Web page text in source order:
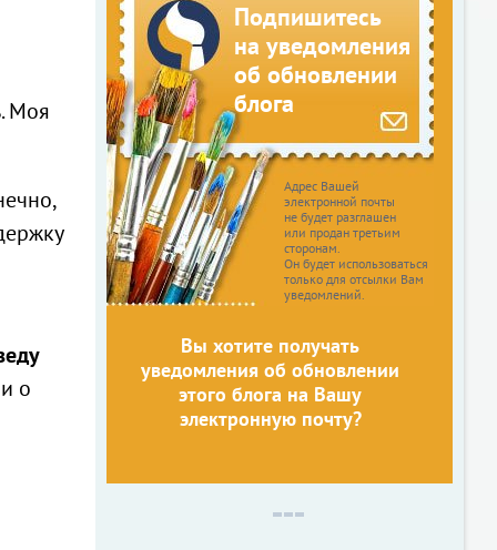
Моя
о
Подпишитесь
на уведомления
об обновлении
блога
Адрес Вашей
электронной почты
не будет разглашен
или продан третьим
сторонам.
Он будет использоваться
только для отсылки Вам
уведомлений.
Вы хотите получать
уведомления об обновлении
этого блога на Вашу
электронную почту?